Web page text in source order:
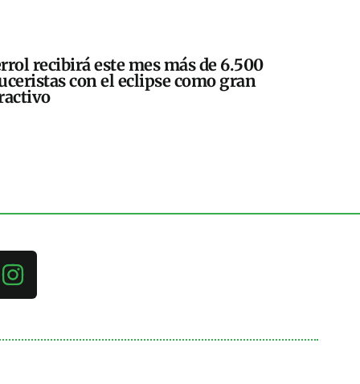
recibirá este mes más de 6.500
con el eclipse como gran